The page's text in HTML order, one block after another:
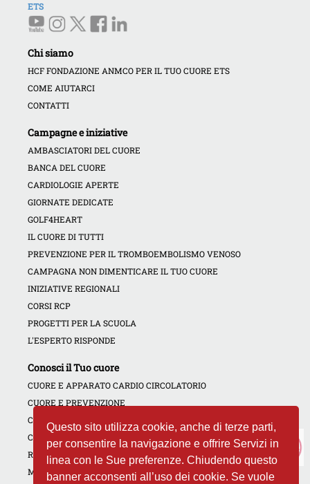
Questo sito utilizza cookie, anche di terze parti,
per consentire la navigazione e offrire Servizi in
linea con le Sue preferenze. Chiudendo questo
banner acconsenti all’uso dei cookie. Se vuole
ETS
Chi siamo
HCF FONDAZIONE ANMCO PER IL TUO CUORE ETS
COME AIUTARCI
CONTATTI
Campagne e iniziative
AMBASCIATORI DEL CUORE
BANCA DEL CUORE
CARDIOLOGIE APERTE
GIORNATE DEDICATE
GOLF4HEART
IL CUORE DI TUTTI
PREVENZIONE PER IL TROMBOEMBOLISMO VENOSO
CAMPAGNA NON DIMENTICARE IL TUO CUORE
INIZIATIVE REGIONALI
CORSI RCP
PROGETTI PER LA SCUOLA
L'ESPERTO RISPONDE
Conosci il Tuo cuore
CUORE E APPARATO CARDIO CIRCOLATORIO
CUORE E PREVENZIONE
CONTRATTACCO CARDIACO
CUORE E DROGHE
RICETTE DEL CUORE
MALATTIE DEL CUORE